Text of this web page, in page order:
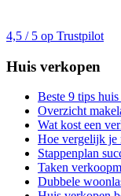
4,5 / 5 op Trustpilot
Huis verkopen
Beste 9 tips
Overzicht
Wat kost een
Hoe vergelijk je
Stappenplan
Taken
Dubbele